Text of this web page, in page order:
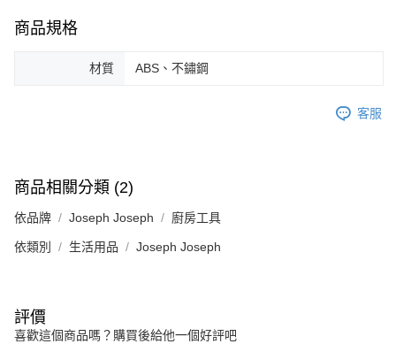
商品規格
材質 ABS、不鏽鋼
客服
商品相關分類 (2)
依品牌 Joseph Joseph 廚房工具
依類別 生活用品 Joseph Joseph
評價
喜歡這個商品嗎？購買後給他一個好評吧